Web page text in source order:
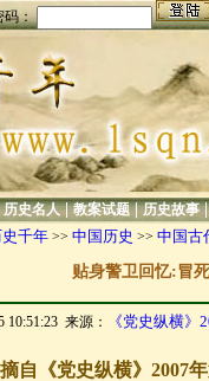
码：
历史名人|教案试题|历史故事
史千年>> 中国历史 >> 中国古
贴身警卫回忆:冒
10:51:23 来源： 《党史纵横》
自《党史纵横》2007